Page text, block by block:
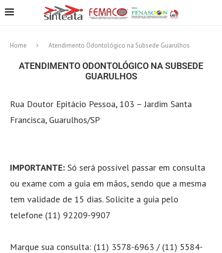
Home Atendimento Odontológico na Subsede Guarulhos
ATENDIMENTO ODONTOLÓGICO NA SUBSEDE
GUARULHOS
Rua Doutor Epitácio Pessoa, 103 – Jardim Santa
Francisca, Guarulhos/SP
IMPORTANTE: Só será possível passar em consulta
ou exame com a guia em mãos, sendo que a mesma
tem validade de 15 dias. Solicite a guia pelo
telefone (11) 92209-9907
Marque sua consulta: (11) 3578-6963 / (11) 5584-